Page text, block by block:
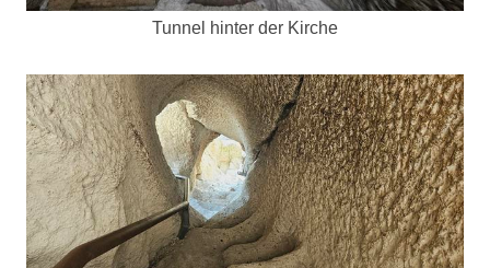
Tunnel hinter der Kirche